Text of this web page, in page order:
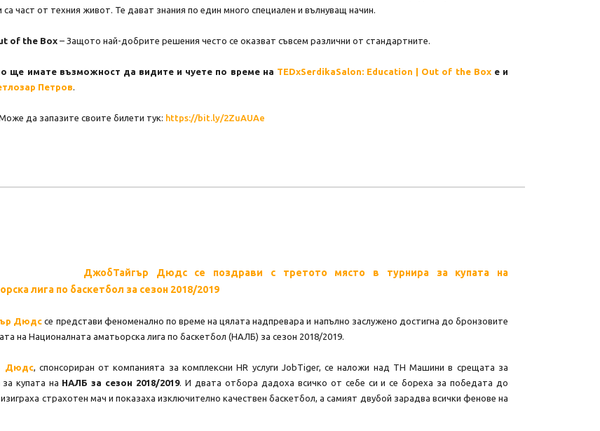
са част от техния живот. Те дават знания по един много специален и вълнуващ начин.
of the Box – Защото най-добрите решения често се оказват съвсем различни от стандартните.
ще имате възможност да видите и чуете по време на TEDxSerdikaSalon: Education | Out of the Box е и
Петров
да запазите своите билети тук: https://bit.ly/2ZuAUAe
ДжобТайгър Дюдс се поздрави с третото място в турнира за купата на
лига по баскетбол за сезон 2018/2019
Дюдс се представи феноменално по време на цялата надпревара и напълно заслужено достигна до бронзовите
на Националната аматьорска лига по баскетбол (НАЛБ) за сезон 2018/2019.
Дюдс, спонсориран от компанията за комплексни HR услуги JobTiger, се наложи над ТН Машини в срещата за
купата на НАЛБ за сезон 2018/2019. И двата отбора дадоха всичко от себе си и се бореха за победата до
страхотен мач и показаха изключително качествен баскетбол, а самият двубой зарадва всички фенове на